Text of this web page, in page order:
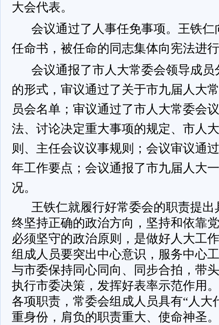
大会代表。
会议通过了人事任免事项。王铁
任命书，被任命的同志集体向宪法进
会议通报了市人大常委会领导成
的形式，审议通过了关于市九届人大
员会名单；审议通过了市人大常委会
法、讨论决定重大事项的规定、市人
则、主任会议议事规则；会议审议通
年工作要点；会议通报了市九届人大
况。
王铁仁就履行好常委会的职责提
终坚持正确的政治方向，坚持和依靠
必须坚守的政治原则，是做好人大工
组成人员要突出中心意识，服务中心
与市委保持同心同向、同步合拍，带
执行市委决策，发挥好表率示范作用
各项职责，常委会组成人员具有“人大
重身份，肩负的职责重大、使命神圣